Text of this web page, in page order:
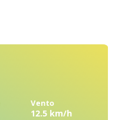
Vento
12.5 km/h